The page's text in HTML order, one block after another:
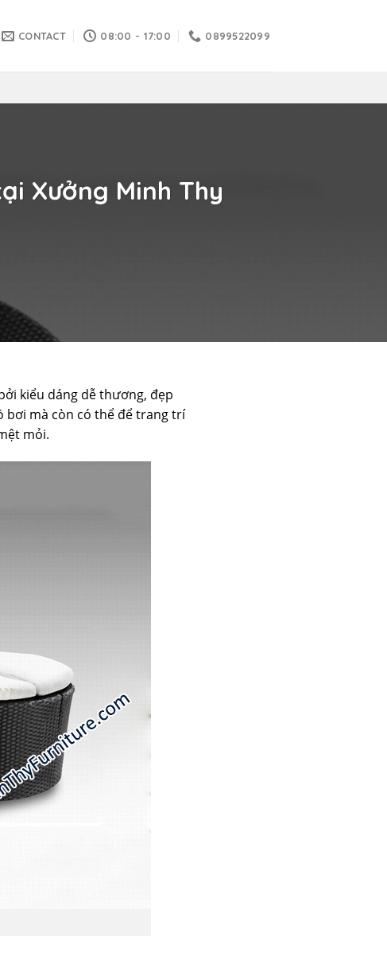
CONTACT 08:00 - 17:00 0899522099
Xưởng Minh Thy
kiểu dáng dễ thương, đẹp
bơi mà còn có thể để trang trí
mỏi.